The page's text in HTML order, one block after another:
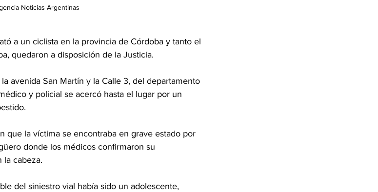
Noticias Argentinas
a un ciclista en la provincia de Córdoba y tanto el
quedaron a disposición de la Justicia.
avenida San Martín y la Calle 3, del departamento
y policial se acercó hasta el lugar por un
que la víctima se encontraba en grave estado por
donde los médicos confirmaron su
la cabeza.
del siniestro vial había sido un adolescente,